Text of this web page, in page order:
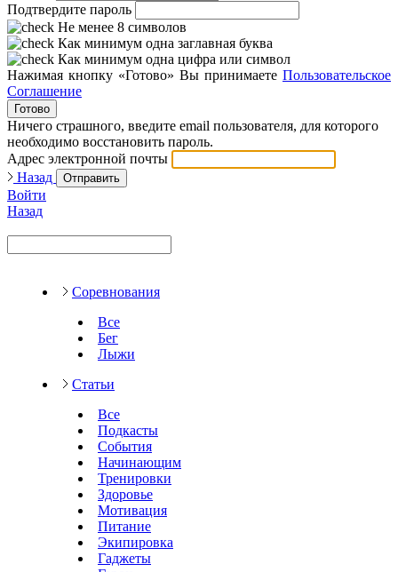
Подтвердите пароль
Не менее 8 символов
Как минимум одна заглавная буква
Как минимум одна цифра или символ
Нажимая кнопку «Готово» Вы принимаете Пользовательское
Соглашение
Готово
Ничего страшного, введите email пользователя, для которого
необходимо восстановить пароль.
Адрес электронной почты
Назад
Отправить
Войти
Назад
Соревнования
Все
Бег
Лыжи
Статьи
Все
Подкасты
События
Начинающим
Тренировки
Здоровье
Мотивация
Питание
Экипировка
Гаджеты